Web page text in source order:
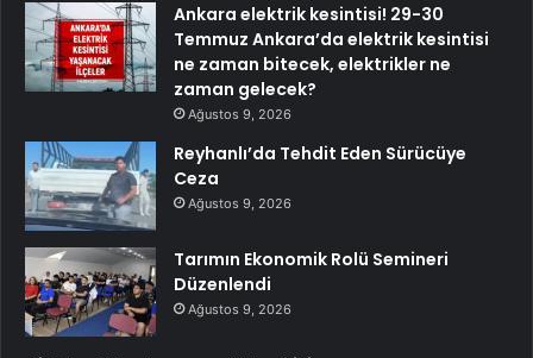
Ankara elektrik kesintisi! 29-30
Temmuz Ankara’da elektrik kesintisi
ne zaman bitecek, elektrikler ne
zaman gelecek?
Ağustos 9, 2026
Reyhanlı’da Tehdit Eden Sürücüye
Ceza
Ağustos 9, 2026
Tarımın Ekonomik Rolü Semineri
Düzenlendi
Ağustos 9, 2026